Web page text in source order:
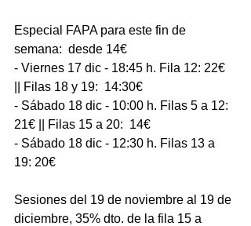
Especial FAPA para este fin de
semana:  desde 14€
- Viernes 17 dic - 18:45 h. Fila 12: 22€
|| Filas 18 y 19:  14:30€
- Sábado 18 dic - 10:00 h. Filas 5 a 12:
21€ || Filas 15 a 20:  14€
- Sábado 18 dic - 12:30 h. Filas 13 a
19: 20€
Sesiones del 19 de noviembre al 19 de
diciembre, 35% dto. de la fila 15 a